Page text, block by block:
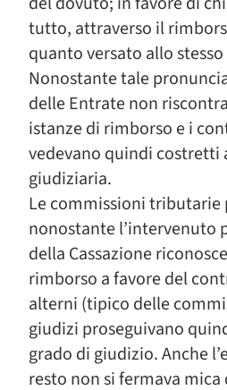
tutto, attraverso il
quanto versato allo
Nonostante tale
delle Entrate non
istanze di rimborso e i
vedevano quindi costretti
giudiziaria.
Le commissioni
nonostante l’intervenuto
della Cassazione
rimborso a favore del
alterni (tipico delle
giudizi proseguivano
grado di giudizio. Anche
resto non si fermava mica